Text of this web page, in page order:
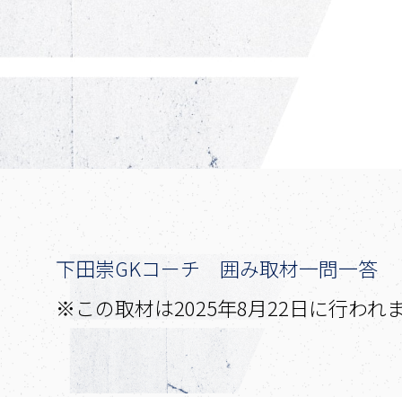
下田崇GKコーチ 囲み取材一問一答
※この取材は2025年8月22日に行われ